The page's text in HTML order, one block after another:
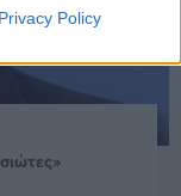
Privacy Policy